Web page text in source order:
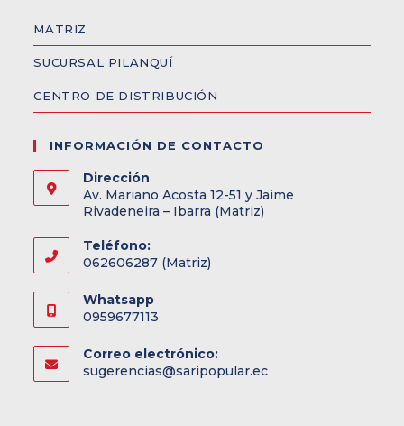
MATRIZ
SUCURSAL PILANQUÍ
CENTRO DE DISTRIBUCIÓN
INFORMACIÓN DE CONTACTO
Dirección
Av. Mariano Acosta 12-51 y Jaime
Rivadeneira – Ibarra (Matriz)
Teléfono:
062606287 (Matriz)
Whatsapp
0959677113
Correo electrónico:
sugerencias@saripopular.ec